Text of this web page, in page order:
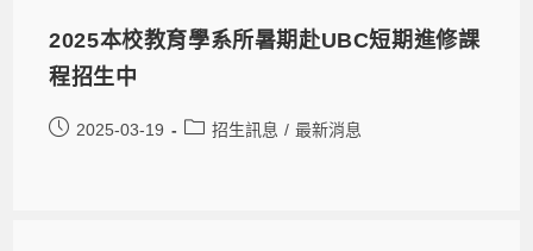
2025本校教育學系所暑期赴UBC短期進修課
程招生中
2025-03-19 招生訊息 / 最新消息